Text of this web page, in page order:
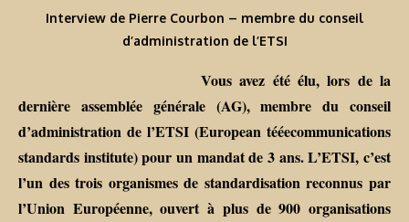
Interview de Pierre Courbon – membre du conseil
d’administration de l’ETSI
Vous avez été élu, lors de la
dernière assemblée générale (AG), membre du conseil
d’administration de l’ETSI (European tééecommunications
standards institute) pour un mandat de 3 ans. L’ETSI, c’est
l’un des trois organismes de standardisation reconnus par
l’Union Européenne, ouvert à plus de 900 organisations